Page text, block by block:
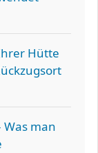
Hütte
Was man